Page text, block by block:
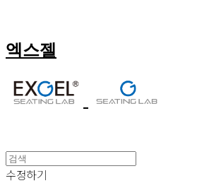
엑스젤
수정하기